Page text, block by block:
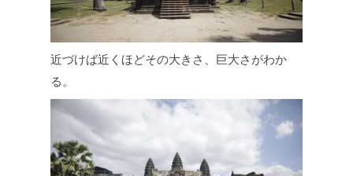
近づけば近くほどその大きさ、巨大さがわか
る。